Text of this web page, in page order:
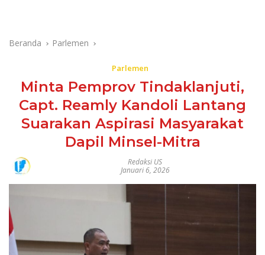
Beranda Parlemen
Parlemen
Minta Pemprov Tindaklanjuti,
Capt. Reamly Kandoli Lantang
Suarakan Aspirasi Masyarakat
Dapil Minsel-Mitra
Redaksi US
Januari 6, 2026